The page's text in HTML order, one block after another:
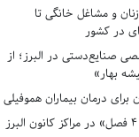
و مشاغل خانگی تا
در کشور
صنایع‌دستی در البرز؛ از
بهار»